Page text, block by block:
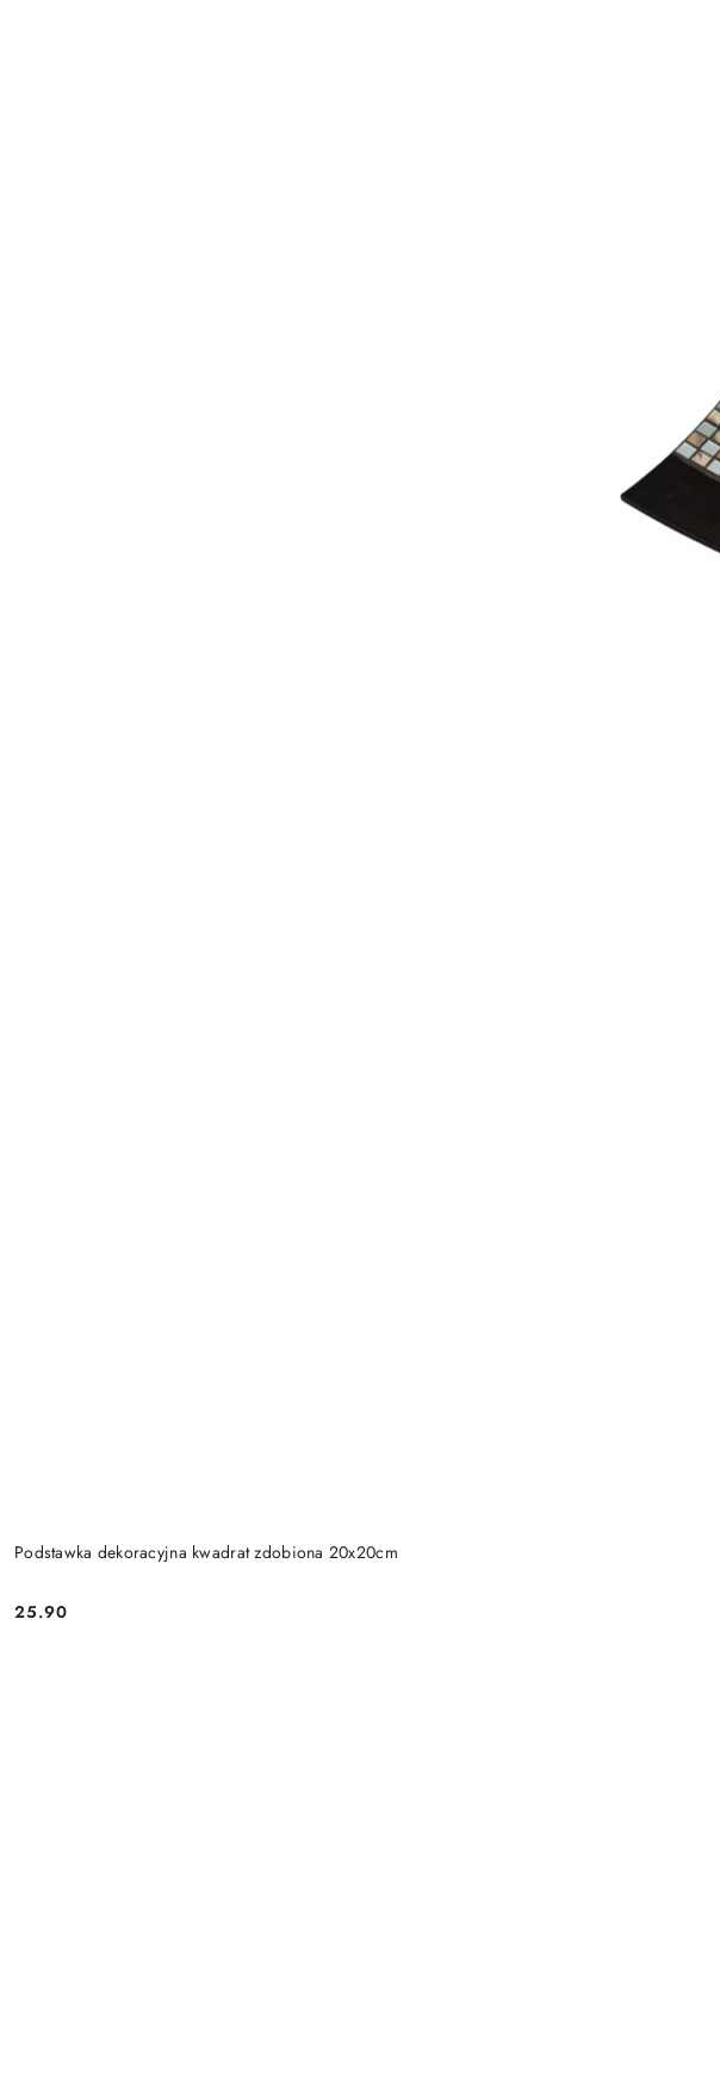
Podstawka dekoracyjna kwadrat zdobiona 20x20cm
Cena:
25.90